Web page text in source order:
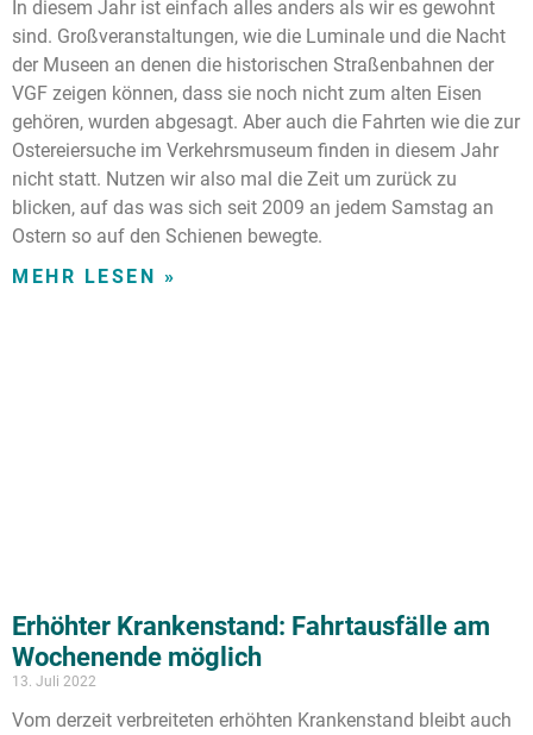
In diesem Jahr ist einfach alles anders als wir es gewohnt
sind. Großveranstaltungen, wie die Luminale und die Nacht
der Museen an denen die historischen Straßenbahnen der
VGF zeigen können, dass sie noch nicht zum alten Eisen
gehören, wurden abgesagt. Aber auch die Fahrten wie die zur
Ostereiersuche im Verkehrsmuseum finden in diesem Jahr
nicht statt. Nutzen wir also mal die Zeit um zurück zu
blicken, auf das was sich seit 2009 an jedem Samstag an
Ostern so auf den Schienen bewegte.
MEHR LESEN »
Erhöhter Krankenstand: Fahrtausfälle am
Wochenende möglich
13. Juli 2022
Vom derzeit verbreiteten erhöhten Krankenstand bleibt auch